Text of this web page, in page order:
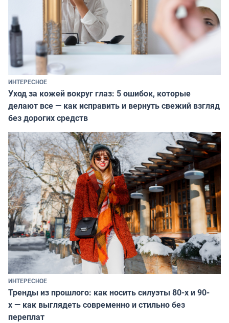
ИНТЕРЕСНОЕ
Уход за кожей вокруг глаз: 5 ошибок, которые
делают все — как исправить и вернуть свежий взгляд
без дорогих средств
ИНТЕРЕСНОЕ
Тренды из прошлого: как носить силуэты 80-х и 90-
х — как выглядеть современно и стильно без
переплат